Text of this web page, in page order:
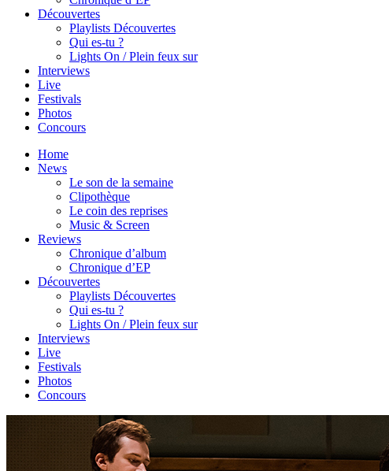
Découvertes
Playlists Découvertes
Qui es-tu ?
Lights On / Plein feux sur
Interviews
Live
Festivals
Photos
Concours
Home
News
Le son de la semaine
Clipothèque
Le coin des reprises
Music & Screen
Reviews
Chronique d’album
Chronique d’EP
Découvertes
Playlists Découvertes
Qui es-tu ?
Lights On / Plein feux sur
Interviews
Live
Festivals
Photos
Concours